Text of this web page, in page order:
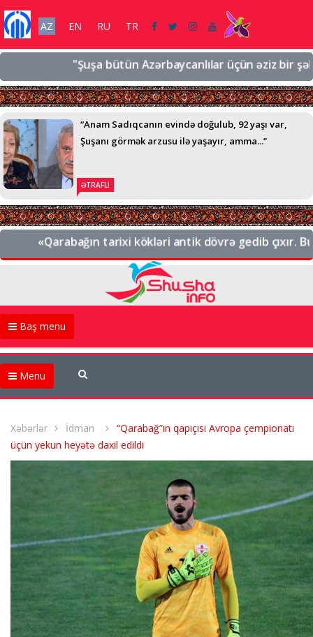
AZ EN RU TR
"Şuşa bütün Azərbaycanlılar üçün əziz bir
“Anam Sadıqcanın evində doğulub, 92 yaşı var,
Şuşanı görmək arzusu ilə yaşayır, amma...”
ƏTRAFLI
«Qarabağın tarixi kökləri antik dövrə gedib çıxır.
Baş menu
Menu
Xəbərlər İdman
“Qarabağ”ın qapıçısı Avropa çempionatı
üçün yekun heyətə daxil edildi